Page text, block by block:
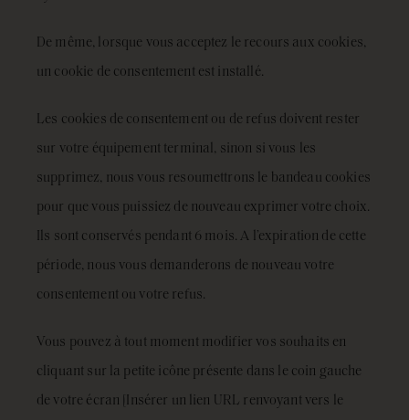
De même, lorsque vous acceptez le recours aux cookies,
un cookie de consentement est installé.
Les cookies de consentement ou de refus doivent rester
sur votre équipement terminal, sinon si vous les
supprimez, nous vous resoumettrons le bandeau cookies
pour que vous puissiez de nouveau exprimer votre choix.
Ils sont conservés pendant 6 mois. A l’expiration de cette
période, nous vous demanderons de nouveau votre
consentement ou votre refus.
Vous pouvez à tout moment modifier vos souhaits en
cliquant sur la petite icône présente dans le coin gauche
de votre écran [Insérer un lien URL renvoyant vers le